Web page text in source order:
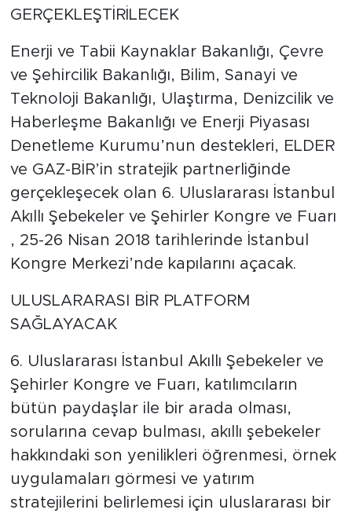
GERÇEKLEŞTİRİLECEK
Enerji ve Tabii Kaynaklar Bakanlığı, Çevre
ve Şehircilik Bakanlığı, Bilim, Sanayi ve
Teknoloji Bakanlığı, Ulaştırma, Denizcilik ve
Haberleşme Bakanlığı ve Enerji Piyasası
Denetleme Kurumu’nun destekleri, ELDER
ve GAZ-BİR’in stratejik partnerliğinde
gerçekleşecek olan 6. Uluslararası İstanbul
Akıllı Şebekeler ve Şehirler Kongre ve Fuarı
, 25-26 Nisan 2018 tarihlerinde İstanbul
Kongre Merkezi’nde kapılarını açacak.
ULUSLARARASI BİR PLATFORM
SAĞLAYACAK
6. Uluslararası İstanbul Akıllı Şebekeler ve
Şehirler Kongre ve Fuarı, katılımcıların
bütün paydaşlar ile bir arada olması,
sorularına cevap bulması, akıllı şebekeler
hakkındaki son yenilikleri öğrenmesi, örnek
uygulamaları görmesi ve yatırım
stratejilerini belirlemesi için uluslararası bir